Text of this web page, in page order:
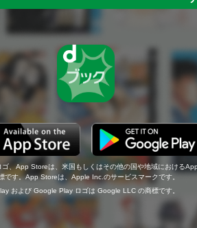
、App Storeは、米国もしくはその他の国や地域における
です。App Storeは、Apple Inc.のサービスマークです。
および Google Play ロゴは Google LLC の商標です。